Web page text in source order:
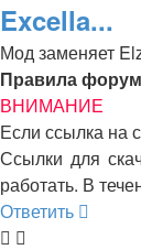
Excella...
Мод заменяет
Правила
ВНИМАНИЕ
Если ссылка на
Ссылки для
работать. В
Ответить